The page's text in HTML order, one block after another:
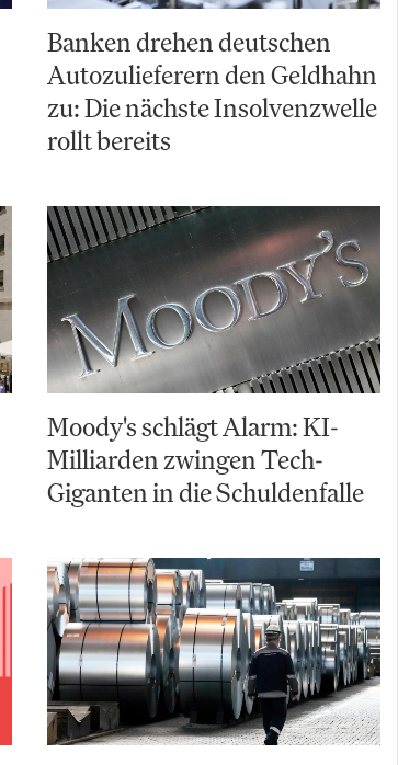
Banken drehen deutschen
Autozulieferern den Geldhahn
zu: Die nächste Insolvenzwelle
rollt bereits
Moody's schlägt Alarm: KI-
Milliarden zwingen Tech-
Giganten in die Schuldenfalle